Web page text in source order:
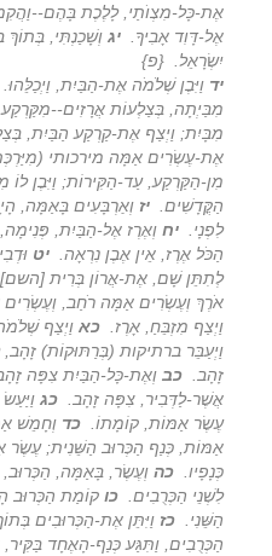
אֶת-כָּל-מִצְוֺתַי, לָלֶכֶת בָּהֶם--
אֶל-דָּוִד אָבִיךָ. יג וְשָׁכַנְתִּי, בְּתוֹךְ
יִשְׂרָאֵל. {פ}
יד וַיִּבֶן שְׁלֹמֹה אֶת-הַבַּיִת, וַיְכַלֵּהוּ.
מִבַּיְתָה, בְּצַלְעוֹת אֲרָזִים--
מִבָּיִת; וַיְצַף אֶת-קַרְקַע הַבַּיִת,
אֶת-עֶשְׂרִים אַמָּה מירכותי
מִן-הַקַּרְקַע, עַד-הַקִּירוֹת; וַיִּבֶן לוֹ
הַקֳּדָשִׁים. יז וְאַרְבָּעִים בָּאַמָּה,
לִפְנָי. יח וְאֶרֶז אֶל-הַבַּיִת,
הַכֹּל אֶרֶז, אֵין אֶבֶן נִרְאָה. יט
לְתִתֵּן שָׁם, אֶת-אֲרוֹן בְּרִית [השם]
אֹרֶךְ וְעֶשְׂרִים אַמָּה רֹחַב, וְעֶשְׂרִים
וַיְצַף מִזְבֵּחַ, אָרֶז. כא וַיְצַף
וַיְעַבֵּר ברתיקות (בְּרַתּוּקוֹת) זָהָב,
זָהָב. כב וְאֶת-כָּל-הַבַּיִת צִפָּה
אֲשֶׁר-לַדְּבִיר, צִפָּה זָהָב. כג
עֶשֶׂר אַמּוֹת, קוֹמָתוֹ. כד וְחָמֵשׁ
אַמּוֹת, כְּנַף הַכְּרוּב הַשֵּׁנִית; עֶשֶׂר
כְּנָפָיו. כה וְעֶשֶׂר, בָּאַמָּה,
לִשְׁנֵי הַכְּרֻבִים. כו קוֹמַת הַכְּרוּב
הַשֵּׁנִי. כז וַיִּתֵּן אֶת-הַכְּרוּבִים
הַכְּרֻבִים, וַתִּגַּע כְּנַף-הָאֶחָד בַּקִּיר,